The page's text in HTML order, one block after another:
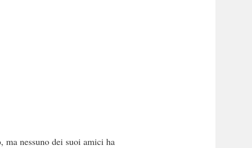
ma nessuno dei suoi amici ha